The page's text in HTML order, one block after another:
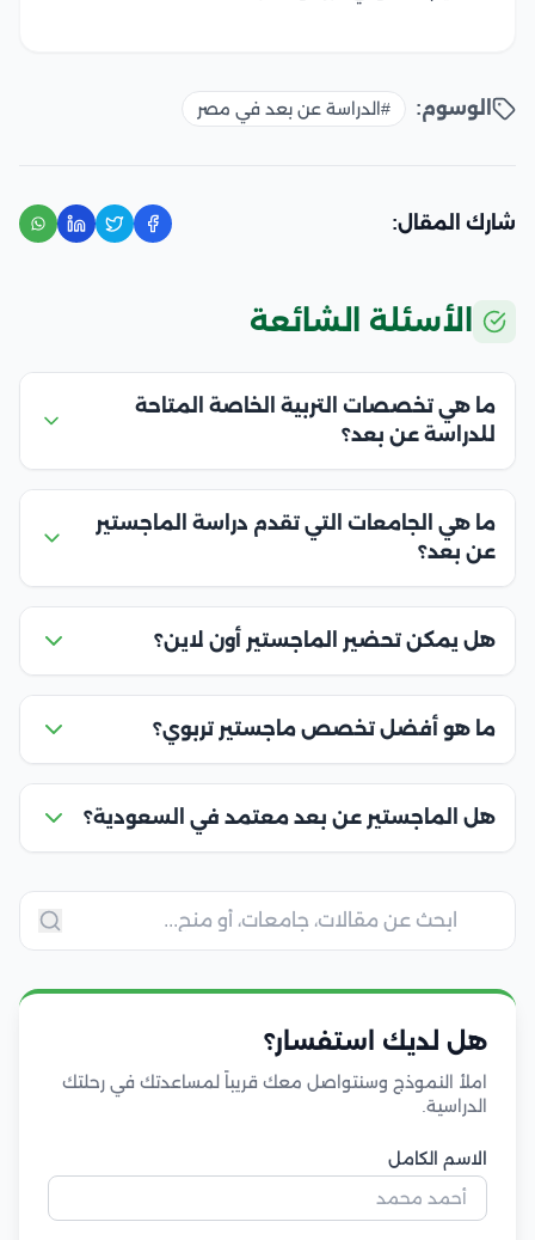
الوسوم: #الدراسة عن بعد في مصر
شارك المقال:
الأسئلة الشائعة
ما هي تخصصات التربية الخاصة المتاحة
للدراسة عن بعد؟
ما هي الجامعات التي تقدم دراسة الماجستير
عن بعد؟
هل يمكن تحضير الماجستير أون لاين؟
ما هو أفضل تخصص ماجستير تربوي؟
هل الماجستير عن بعد معتمد في السعودية؟
هل لديك استفسار؟
املأ النموذج وسنتواصل معك قريباً لمساعدتك في رحلتك
الدراسية.
الاسم الكامل